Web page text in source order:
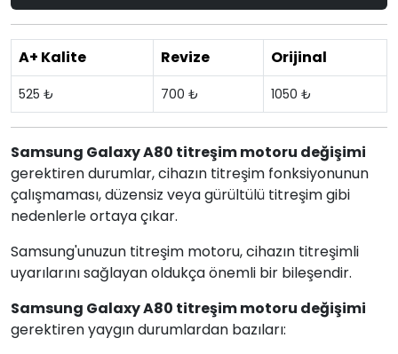
A+ Kalite Revize Orijinal
525 ₺ 700 ₺ 1050 ₺
Samsung Galaxy A80 titreşim motoru değişimi
gerektiren durumlar, cihazın titreşim fonksiyonunun
çalışmaması, düzensiz veya gürültülü titreşim gibi
nedenlerle ortaya çıkar.
Samsung'unuzun titreşim motoru, cihazın titreşimli
uyarılarını sağlayan oldukça önemli bir bileşendir.
Samsung Galaxy A80 titreşim motoru değişimi
gerektiren yaygın durumlardan bazıları: